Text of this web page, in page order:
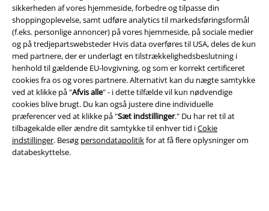
sikkerheden af ​​vores hjemmeside, forbedre og tilpasse din
shoppingoplevelse, samt udføre analytics til markedsføringsformål
(f.eks. personlige annoncer) på vores hjemmeside, på sociale medier
og på tredjepartswebsteder Hvis data overføres til USA, deles de kun
med partnere, der er underlagt en tilstrækkelighedsbeslutning i
henhold til gældende EU-lovgivning, og som er korrekt certificeret
cookies fra os og vores partnere. Alternativt kan du nægte samtykke
ved at klikke på "Afvis alle" - i dette tilfælde vil kun nødvendige
cookies blive brugt. Du kan også justere dine individuelle
præferencer ved at klikke på "Sæt indstillinger." Du har ret til at
tilbagekalde eller ændre dit samtykke til enhver tid iCokie
indstillinger. Besøg persondatapolitikfor at få flere oplysninger om
databeskyttelse.
Salgs-, medlems- & leveringsbetingelser
Om EMP Danmark
Persondatapolitik
Bortskaffelse af affald og miljøbeskyttelse
Overensstemmelseserklæring
Oplysninger om tilgængelighed